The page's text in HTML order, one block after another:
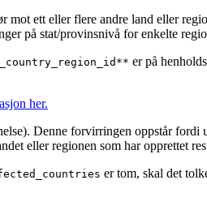
ett eller flere andre land eller
på stat/provinsnivå for enkelte
er på
her.
Denne forvirringen oppstår fordi
eller regionen som har opprettet
er tom, skal det